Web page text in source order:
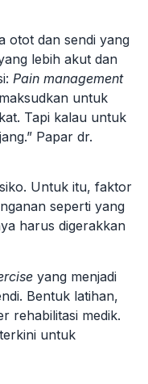
otot dan sendi yang
lebih akut dan
Pain management
untuk
Tapi kalau untuk
Papar dr.
Untuk itu, faktor
seperti yang
harus digerakkan
yang menjadi
Bentuk latihan,
rehabilitasi medik.
untuk